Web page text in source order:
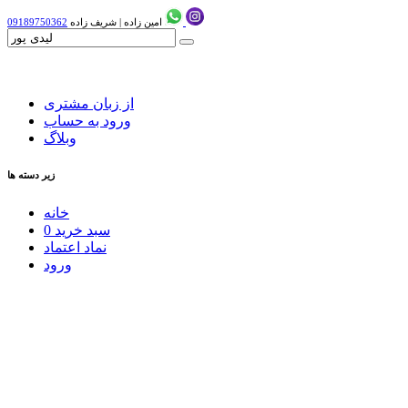
09189750362 امین زاده | شریف زاده
از زبان مشتری
ورود به حساب
وبلاگ
زیر دسته ها
خانه
0 سبد خرید
نماد اعتماد
ورود